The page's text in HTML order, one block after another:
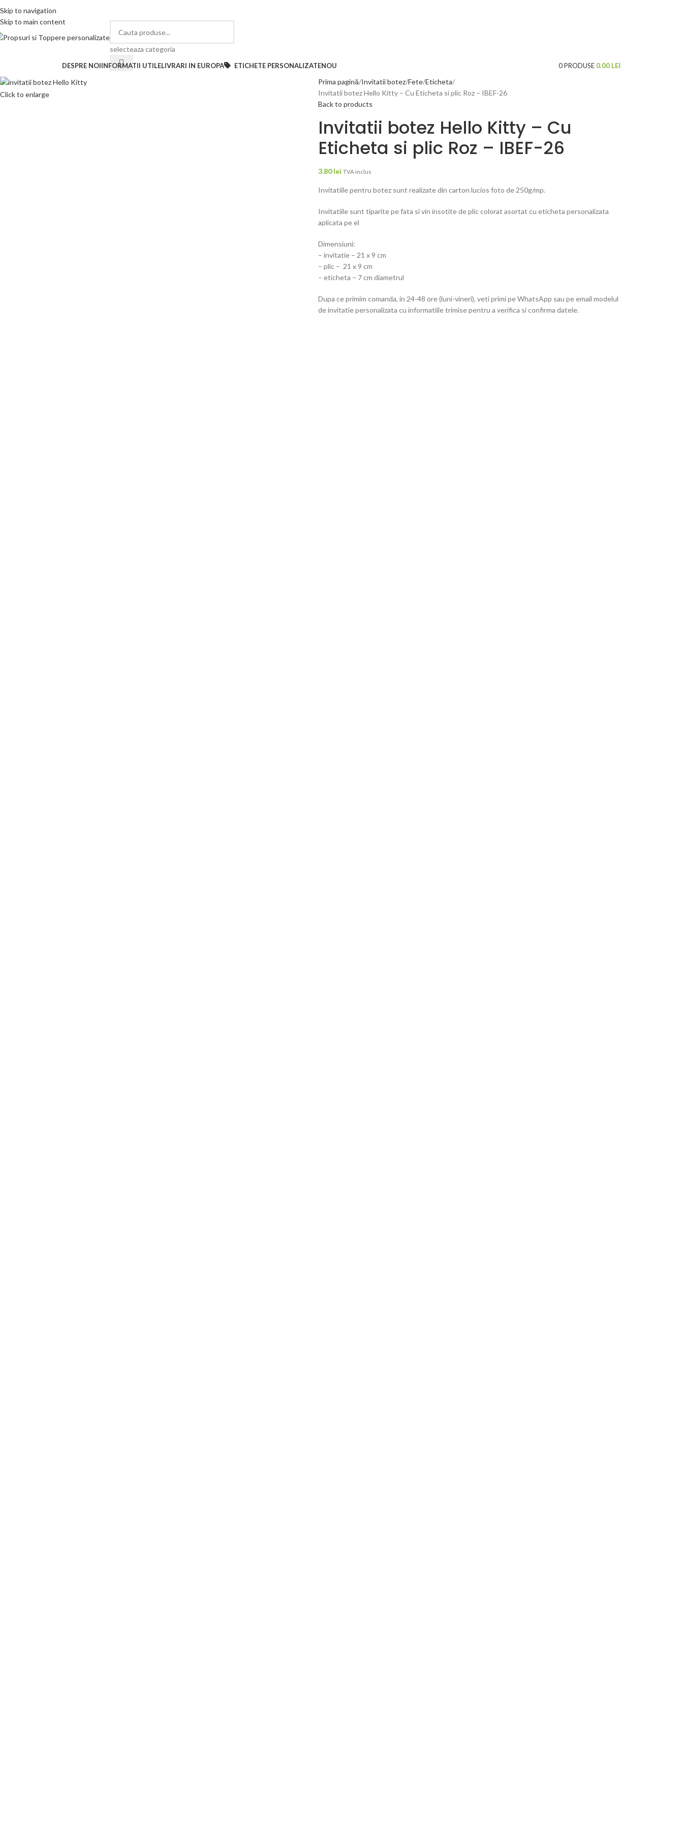
Skip to navigation
Skip to main content
si Whatsapp0726.88.22.86
selecteaza categoria
DESPRE NOIINFORMATII UTILELIVRARI IN EUROPA ETICHETE PERSONALIZATENOU 0PRODUSE 0.00 LEI
Click to enlarge
Prima pagină Invitatii botez Fete Eticheta
Invitatii botez Hello Kitty – Cu Eticheta si plic Roz – IBEF-26
Back to products
Invitatii botez Hello Kitty – Cu
Eticheta si plic Roz – IBEF-26
3.80lei TVA inclus
Invitatiile pentru botez sunt realizate din carton lucios foto de 250g/mp.
Invitatiile sunt tiparite pe fata si vin insotite de plic colorat asortat cu eticheta personalizata
aplicata pe el
Dimensiuni:
– invitatie – 21 x 9 cm
– plic – 21 x 9 cm
– eticheta – 7 cm diametrul
Dupa ce primim comanda, in 24-48 ore (luni-vineri), veti primi pe WhatsApp sau pe email modelul
de invitatie personalizata cu informatiile trimise pentru a verifica si confirma datele.